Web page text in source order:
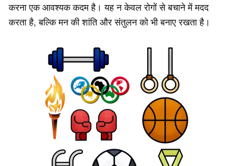
करना एक आवश्यक कदम है। यह न केवल रोगों से बचाने में मदद
करता है, बल्कि मन की शांति और संतुलन को भी बनाए रखता है।